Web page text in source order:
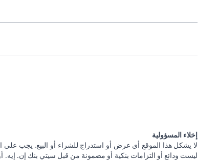
إخلاء المسؤولية
لا يشكل هذا الموقع أي عرض أو استدراج للشراء أو البيع. يجب على
ليست ودائع أو التزامات بنكية أو مضمونة من قبل سيتي بنك إن. إيه.